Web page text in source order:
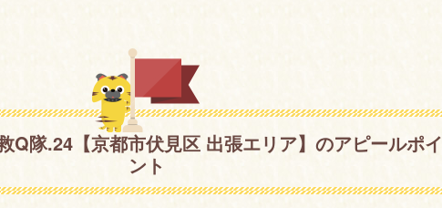
Q隊.24【京都市伏見区 出張エリア】のアピールポイ
ント